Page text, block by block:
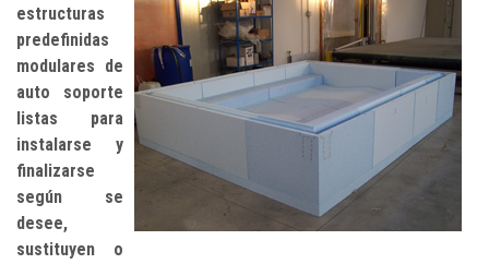
estructuras
predefinidas
modulares de
auto soporte
listas para
instalarse y
finalizarse
según se
desee,
sustituyen o